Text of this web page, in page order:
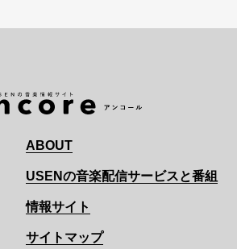
ABOUT
USENの音楽配信サービスと番組
情報サイト
サイトマップ